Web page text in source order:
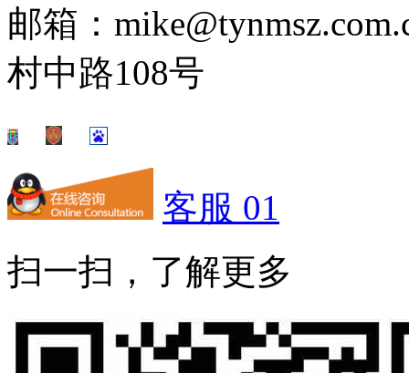
邮箱：
村中路108号
客服 01
扫一扫，了解更多